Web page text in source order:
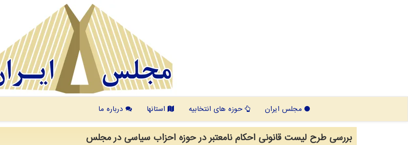
مجلس ایران حوزه های انتخابیه استانها درباره ما
بررسی طرح لیست قانونی احكام نامعتبر در حوزه احزاب سیاسی در مجلس